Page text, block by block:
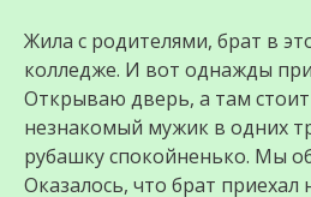
Жила с родителями, брат в
колледже. И вот однажды
Открываю дверь, а там
незнакомый мужик в одних
рубашку спокойненько. Мы
Оказалось, что брат приехал